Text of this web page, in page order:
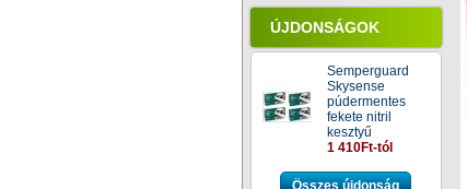
ÚJDONSÁGOK
Semperguard
Skysense
púdermentes
fekete nitril
kesztyű
1 410Ft-tól
Összes újdonság